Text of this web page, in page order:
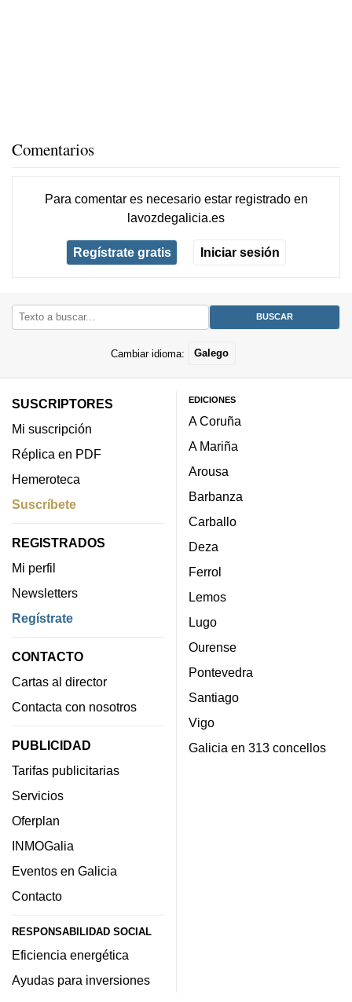
Comentarios
Para comentar es necesario estar registradoen
lavozdegalicia.es
Regístrate gratis Iniciar sesión
Cambiar idioma: Galego
SUSCRIPTORES
Mi suscripción
Réplica en PDF
Hemeroteca
Suscríbete
REGISTRADOS
Mi perfil
Newsletters
Regístrate
CONTACTO
Cartas al director
Contacta con nosotros
PUBLICIDAD
Tarifas publicitarias
Servicios
Oferplan
INMOGalia
Eventos en Galicia
Contacto
RESPONSABILIDAD SOCIAL
Eficiencia energética
Ayudas para inversiones
EDICIONES
A Coruña
A Mariña
Arousa
Barbanza
Carballo
Deza
Ferrol
Lemos
Lugo
Ourense
Pontevedra
Santiago
Vigo
Galicia en 313 concellos